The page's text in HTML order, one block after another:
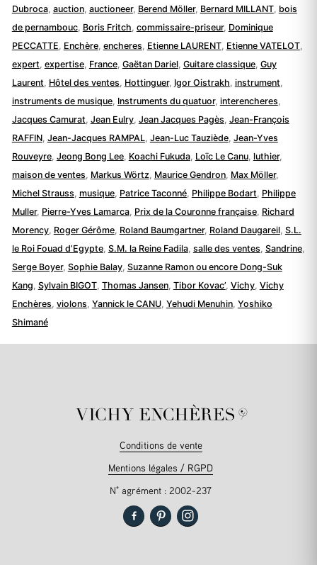
Dubroca, auction, auctioneer, Berend Möller, Bernard MILLANT, bois
de pernambouc, Boris Fritch, commissaire-priseur, Dominique
PECCATTE, Enchère, encheres, Etienne LAURENT, Etienne VATELOT,
expert, expertise, France, Gaëtan Dariel, Guitare classique, Guy
Laurent, Hôtel des ventes, Hottinguer, Igor Oistrakh, instrument,
instruments de musique, Instruments du quatuor, interencheres,
Jacques Camurat, Jean Eulry, Jean Jacques Pagès, Jean-François
RAFFIN, Jean-Jacques RAMPAL, Jean-Luc Tauziède, Jean-Yves
Rouveyre, Jeong Bong Lee, Koachi Fukuda, Loïc Le Canu, luthier,
maison de ventes, Markus Wörtz, Maurice Gendron, Max Möller,
Michel Strauss, musique, Patrice Taconné, Philippe Bodart, Philippe
Muller, Pierre-Yves Lamarca, Prix de la Couronne française, Richard
Morency, Roger Gérôme, Roland Baumgartner, Roland Daugareil, S.L.
le Roi Fouad d’Egypte, S.M. la Reine Fadila, salle des ventes, Sandrine,
Serge Boyer, Sophie Balay, Suzanne Ramon ou encore Dong-Suk
Kang, Sylvain BIGOT, Thomas Jansen, Tibor Kovac’, Vichy, Vichy
Enchères, violons, Yannick le CANU, Yehudi Menuhin, Yoshiko
Shimané
Conditions de vente
Mentions légales / RGPD
N° agrément : 2002-237